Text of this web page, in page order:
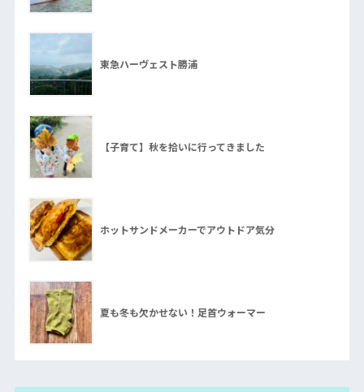
東急ハーヴェスト勝浦
【子育て】秋を拾いに行ってきました
ホットサンドメーカーでアウトドア気分
夏も冬も欠かせない！足首ウォーマー